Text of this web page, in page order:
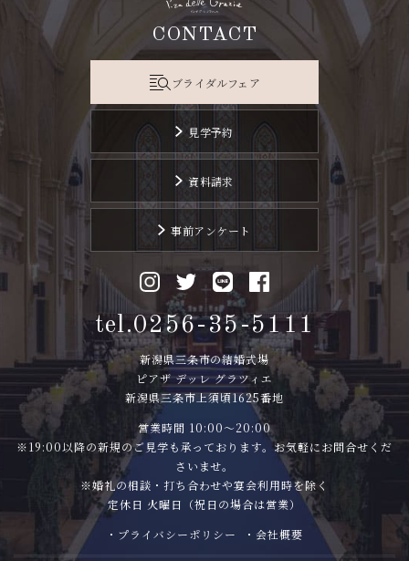
CONTACT
ブライダルフェア
見学予約
資料請求
事前アンケート
tel.0256-35-5111
新潟県三条市の結婚式場
ピアザ デッレ グラツィエ
新潟県三条市上須頃1625番地
営業時間 10:00〜20:00
※19:00以降の新規のご見学も承っております。お気軽にお問合せくだ
さいませ。
※婚礼の相談・打ち合わせや宴会利用時を除く
定休日 火曜日（祝日の場合は営業）
・プライバシーポリシー
・会社概要